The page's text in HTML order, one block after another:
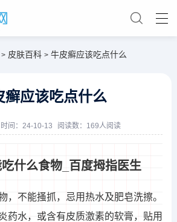
> 皮肤百科 > 牛皮癣应该吃点什么
癣应该吃点什么
时间：24-10-13 阅读数：169人阅读
什么食物_百度拇指医生
，不能搔抓，忌用热水及肥皂洗擦。
药水，或含有皮质激素的软膏，贴用